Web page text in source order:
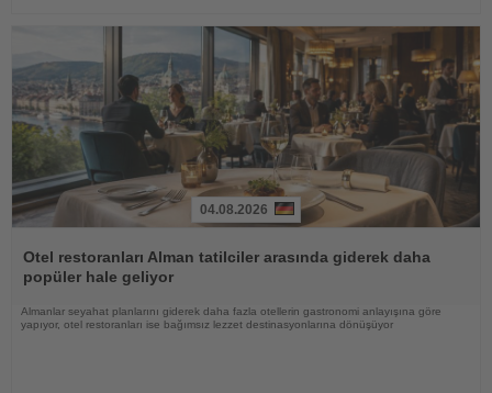
Oku
04.08.2026
Otel restoranları Alman tatilciler arasında giderek daha
popüler hale geliyor
Almanlar seyahat planlarını giderek daha fazla otellerin gastronomi anlayışına göre
yapıyor, otel restoranları ise bağımsız lezzet destinasyonlarına dönüşüyor